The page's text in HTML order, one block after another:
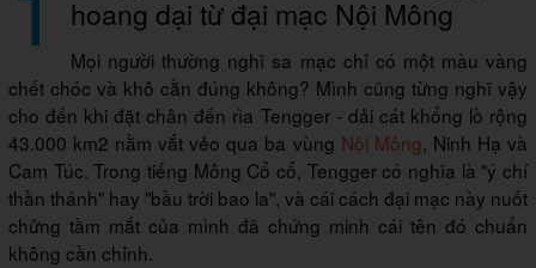
hoang dại từ đại mạc Nội Mông
Mọi người thường nghĩ sa mạc chỉ có một màu vàng
chết chóc và khô cằn đúng không? Mình cũng từng nghĩ vậy
cho đến khi đặt chân đến rìa Tengger - dải cát khổng lồ rộng
43.000 km2 nằm vắt vẻo qua ba vùng Nội Mông, Ninh Hạ và
Cam Túc. Trong tiếng Mông Cổ cổ, Tengger có nghĩa là "ý chí
thần thánh" hay "bầu trời bao la", và cái cách đại mạc này nuốt
chửng tầm mắt của mình đã chứng minh cái tên đó chuẩn
không cần chỉnh.